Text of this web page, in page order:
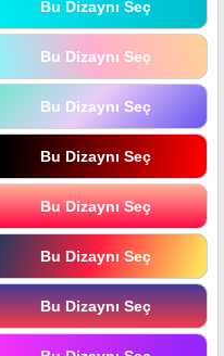
Bu Dizaynı Seç
Bu Dizaynı Seç
Bu Dizaynı Seç
Bu Dizaynı Seç
Bu Dizaynı Seç
Bu Dizaynı Seç
Bu Dizaynı Seç